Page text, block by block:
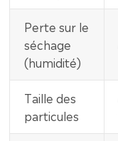
Perte sur le
séchage
(humidité)
Taille des
particules